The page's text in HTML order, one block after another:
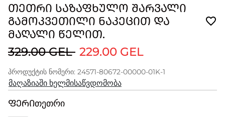
ᲗᲔᲗᲠᲘ ᲡᲐᲖᲐᲤᲮᲣᲚᲝ ᲨᲐᲠᲕᲐᲚᲘ
ᲒᲐᲛᲝᲙᲕᲔᲗᲘᲚᲘ ᲜᲐᲙᲔᲪᲘᲗ ᲓᲐ
ᲛᲐᲦᲐᲚᲘ ᲬᲔᲚᲘᲗ.
329.00 GEL 229.00 GEL
პროდუქტის ნომერი: 24571-80672-00000-01K-1
მაღაზიაში ხელმისაწვდომობა
ᲤᲔᲠᲘთეთრი